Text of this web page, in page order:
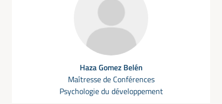
Haza Gomez Belén
Maîtresse de Conférences
Psychologie du développement